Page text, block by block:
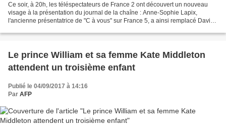
Ce soir, à 20h, les téléspectateurs de France 2 ont découvert un nouveau
visage à la présentation du journal de la chaîne : Anne-Sophie Lapix,
l'ancienne présentatrice de "C à vous" sur France 5, a ainsi remplacé David
Le prince William et sa femme Kate Middleton
attendent un troisième enfant
Publié le 04/09/2017 à 14:16
Par AFP